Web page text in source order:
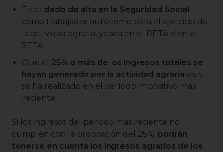
Estar dado de alta en la Seguridad Social
como trabajador autónomo para el ejercicio de
la actividad agraria, ya sea en el RETA o en el
SETA.
Que el 25% o más de los ingresos totales se
hayan generado por la actividad agraria que
se ha realizado en el período impositivo más
reciente.
Si los ingresos del periodo más reciente no
cumplen con la proporción del 25%, podrán
tenerse en cuenta los ingresos agrarios de los